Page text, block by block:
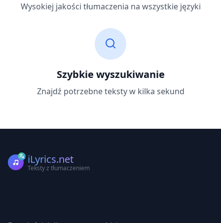
Wysokiej jakości tłumaczenia na wszystkie języki
Szybkie wyszukiwanie
Znajdź potrzebne teksty w kilka sekund
iLyrics.net
Teksty z tłumaczeniem